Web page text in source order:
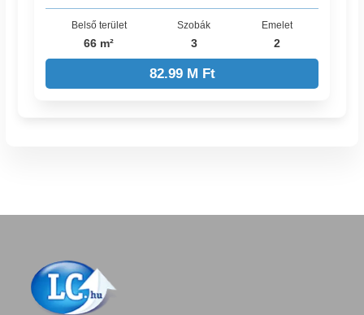
Belső terület
66 m²
Szobák
3
Emelet
2
82.99 M Ft